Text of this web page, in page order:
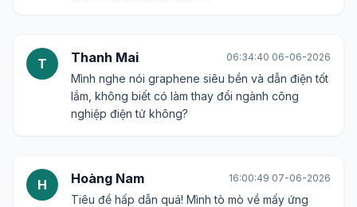
T Thanh Mai 06:34:40 06-06-2026
Mình nghe nói graphene siêu bền và dẫn điện tốt
lắm, không biết có làm thay đổi ngành công
nghiệp điện tử không?
H Hoàng Nam 16:00:49 07-06-2026
Tiêu đề hấp dẫn quá! Mình tò mò về mấy ứng